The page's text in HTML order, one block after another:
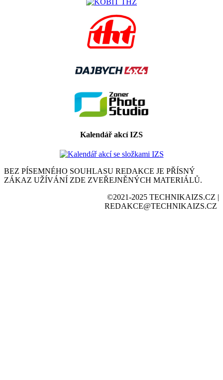
Kalendář akcí IZS
BEZ PÍSEMNÉHO SOUHLASU REDAKCE JE PŘÍSNÝ
ZÁKAZ UŽÍVÁNÍ ZDE ZVEŘEJNĚNÝCH MATERIÁLŮ.
©2021-2025 TECHNIKAIZS.CZ |
REDAKCE@TECHNIKAIZS.CZ